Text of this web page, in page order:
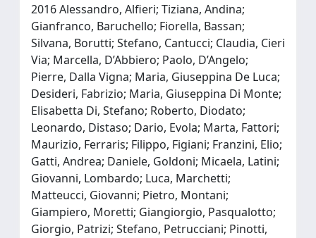
2016 Alessandro, Alfieri; Tiziana, Andina;
Gianfranco, Baruchello; Fiorella, Bassan;
Silvana, Borutti; Stefano, Cantucci; Claudia, Cieri
Via; Marcella, D’Abbiero; Paolo, D’Angelo;
Pierre, Dalla Vigna; Maria, Giuseppina De Luca;
Desideri, Fabrizio; Maria, Giuseppina Di Monte;
Elisabetta Di, Stefano; Roberto, Diodato;
Leonardo, Distaso; Dario, Evola; Marta, Fattori;
Maurizio, Ferraris; Filippo, Figiani; Franzini, Elio;
Gatti, Andrea; Daniele, Goldoni; Micaela, Latini;
Giovanni, Lombardo; Luca, Marchetti;
Matteucci, Giovanni; Pietro, Montani;
Giampiero, Moretti; Giangiorgio, Pasqualotto;
Giorgio, Patrizi; Stefano, Petrucciani; Pinotti,